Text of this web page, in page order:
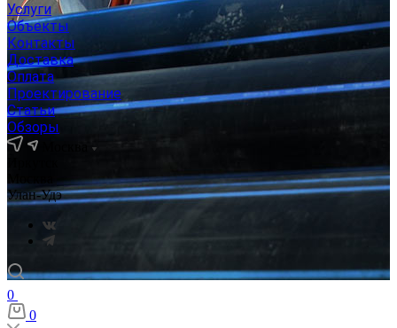
Услуги
Объекты
Контакты
Доставка
Оплата
Проектирование
Статьи
Обзоры
Улан-Удэ
0
0